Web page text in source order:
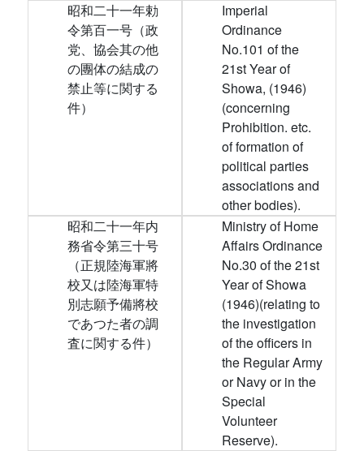
昭和二十一年勅
令第百一号（政
党、協会其の他
の團体の結成の
禁止等に関する
件）
Imperial
Ordinance
No.101 of the
21st Year of
Showa, (1946)
(concerning
Prohibition. etc.
of formation of
political parties
associations and
other bodies).
昭和二十一年内
務省令第三十号
（正規陸海軍將
校又は陸海軍特
別志願予備將校
であつた者の調
査に関する件）
Ministry of Home
Affairs Ordinance
No.30 of the 21st
Year of Showa
(1946)(relating to
the investigation
of the officers in
the Regular Army
or Navy or in the
Special
Volunteer
Reserve).